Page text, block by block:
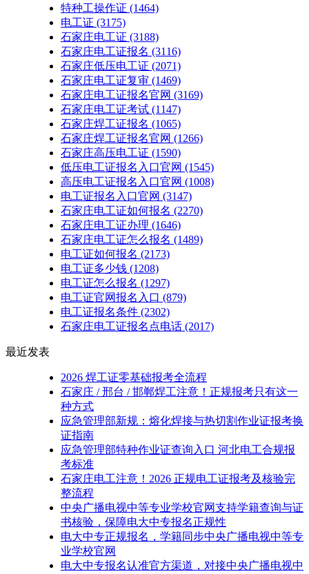
特种工操作证 (1464)
电工证 (3175)
石家庄电工证 (3188)
石家庄电工证报名 (3116)
石家庄低压电工证 (2071)
石家庄电工证复审 (1469)
石家庄电工证报名官网 (3169)
石家庄电工证考试 (1147)
石家庄焊工证报名 (1065)
石家庄焊工证报名官网 (1266)
石家庄高压电工证 (1590)
低压电工证报名入口官网 (1545)
高压电工证报名入口官网 (1008)
电工证报名入口官网 (3147)
石家庄电工证如何报名 (2270)
石家庄电工证办理 (1646)
石家庄电工证怎么报名 (1489)
电工证如何报名 (2173)
电工证多少钱 (1208)
电工证怎么报名 (1297)
电工证官网报名入口 (879)
电工证报名条件 (2302)
石家庄电工证报名点电话 (2017)
最近发表
2026 焊工证零基础报考全流程
石家庄 / 邢台 / 邯郸焊工注意！正规报考只有这一
种方式
应急管理部新规：熔化焊接与热切割作业证报考换
证指南
应急管理部特种作业证查询入口 河北电工合规报
考标准
石家庄电工注意！2026 正规电工证报考及核验完
整流程
中央广播电视中等专业学校官网支持学籍查询与证
书核验，保障电大中专报名正规性
电大中专正规报名，学籍同步中央广播电视中等专
业学校官网
电大中专报名认准官方渠道，对接中央广播电视中